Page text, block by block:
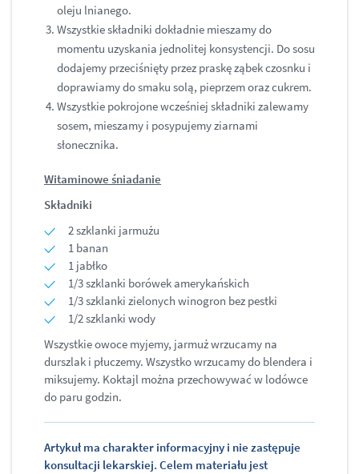
oleju lnianego.
Wszystkie składniki dokładnie mieszamy do
momentu uzyskania jednolitej konsystencji. Do sosu
dodajemy przeciśnięty przez praskę ząbek czosnku i
doprawiamy do smaku solą, pieprzem oraz cukrem.
Wszystkie pokrojone wcześniej składniki zalewamy
sosem, mieszamy i posypujemy ziarnami
słonecznika.
Witaminowe śniadanie
Składniki
2 szklanki jarmużu
1 banan
1 jabłko
1/3 szklanki borówek amerykańskich
1/3 szklanki zielonych winogron bez pestki
1/2 szklanki wody
Wszystkie owoce myjemy, jarmuż wrzucamy na
durszlak i płuczemy. Wszystko wrzucamy do blendera i
miksujemy. Koktajl można przechowywać w lodówce
do paru godzin.
Artykuł ma charakter informacyjny i nie zastępuje
konsultacji lekarskiej. Celem materiału jest